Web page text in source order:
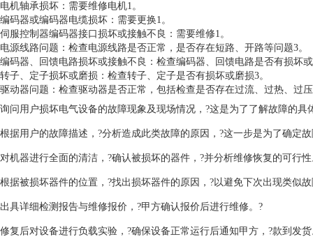
电机轴承损坏：需要维修电机1。
编码器或编码器电缆损坏：需要更换1。
伺服控制器编码器接口损坏或接触不良：需要维修1。
电源线路问题：检查电源线路是否正常，是否存在短路、开路等问题3。
编码器、回馈电路损坏或接触不良：检查编码器、回馈电路是否有损坏
转子、定子损坏或磨损：检查转子、定子是否有损坏或磨损3。
驱动器问题：检查驱动器是否正常，包括检查是否存在过流、过热、过
询问用户损坏电气设备的故障现象及现场情况，?这是为了了解故障的具
根据用户的故障描述，?分析造成此类故障的原因，?这一步是为了确定
对机器进行全面的清洁，?确认被损坏的器件，?并分析维修恢复的可行性
根据被损坏器件的位置，?找出损坏器件的原因，?以避免下次出现类似故
出具详细检测报告与维修报价，?甲方确认报价后进行维修。?
修复后对设备进行负载实验，?确保设备正常运行后通知甲方，?款到发